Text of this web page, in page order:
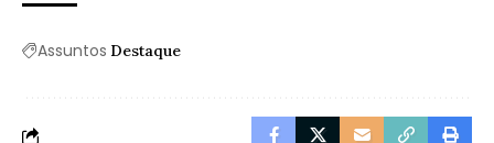
Assuntos Destaque